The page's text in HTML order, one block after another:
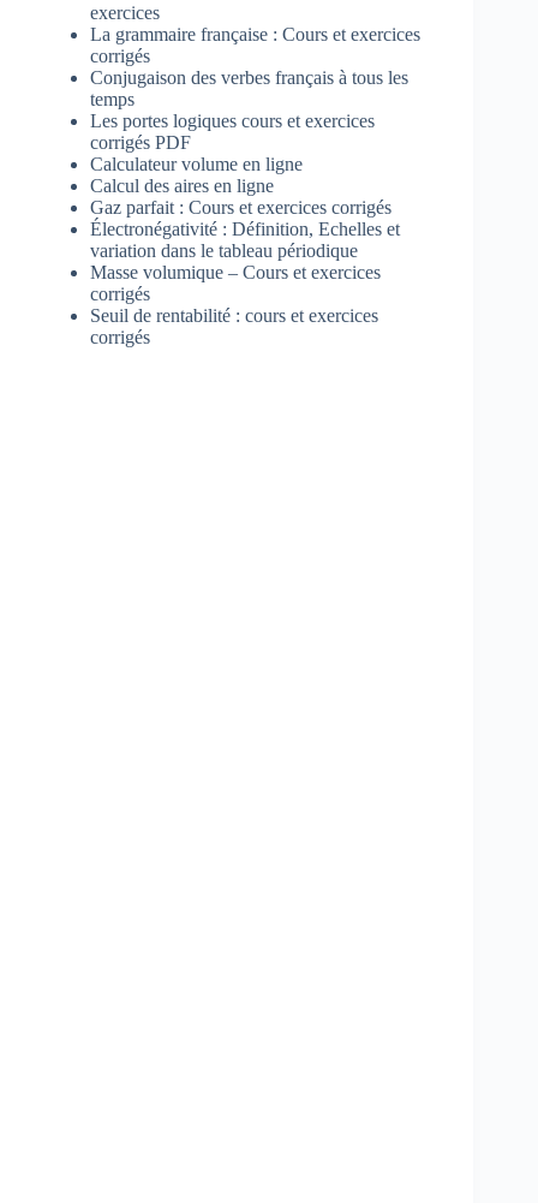
exercices
La grammaire française : Cours et exercices
corrigés
Conjugaison des verbes français à tous les
temps
Les portes logiques cours et exercices
corrigés PDF
Calculateur volume en ligne
Calcul des aires en ligne
Gaz parfait : Cours et exercices corrigés
Électronégativité : Définition, Echelles et
variation dans le tableau périodique
Masse volumique – Cours et exercices
corrigés
Seuil de rentabilité : cours et exercices
corrigés